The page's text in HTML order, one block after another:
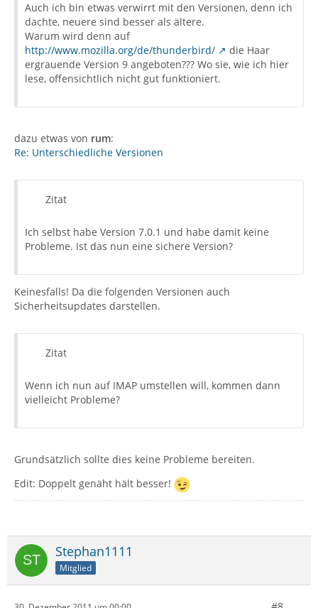
Auch ich bin etwas verwirrt mit den Versionen, denn ich
dachte, neuere sind besser als ältere.
Warum wird denn auf
http://www.mozilla.org/de/thunderbird/
die Haar
ergrauende Version 9 angeboten??? Wo sie, wie ich hier
lese, offensichtlich nicht gut funktioniert.
dazu etwas von rum:
Re: Unterschiedliche Versionen
Zitat
Ich selbst habe Version 7.0.1 und habe damit keine
Probleme. Ist das nun eine sichere Version?
Keinesfalls! Da die folgenden Versionen auch
Sicherheitsupdates darstellen.
Zitat
Wenn ich nun auf IMAP umstellen will, kommen dann
vielleicht Probleme?
Grundsätzlich sollte dies keine Probleme bereiten.
Edit: Doppelt genäht hält besser!
Stephan1111
Mitglied